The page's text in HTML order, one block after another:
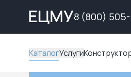
8 (800)
КаталогУслуги